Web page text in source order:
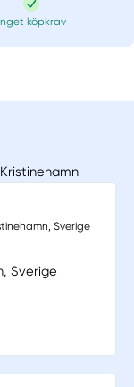
köpkrav
Sverige
Sverige